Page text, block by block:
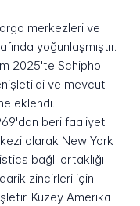
merkezleri ve
yoğunlaşmıştır.
2025'te Schiphol
ve mevcut
eklendi.
beri faaliyet
olarak New York
bağlı ortaklığı
zincirleri için
Kuzey Amerika